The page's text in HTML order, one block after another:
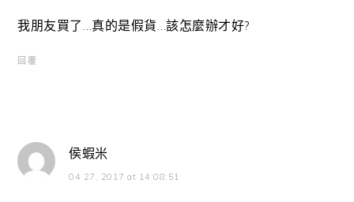
我朋友買了…真的是假貨…該怎麼辦才好?
回覆
侯蝦米
04 27, 2017 at 14:08:51